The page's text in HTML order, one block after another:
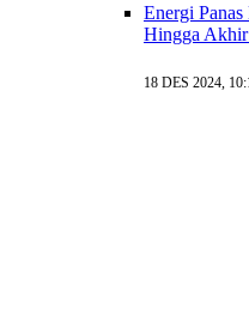
Energi
Hingga
18 DES 2024,